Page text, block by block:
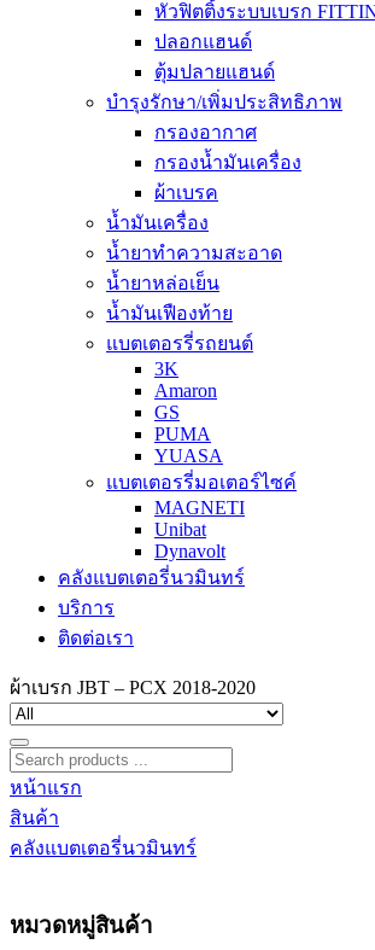
หัวฟิตติ้งระบบเบรก
ปลอกแฮนด์
ตุ้มปลายแฮนด์
บำรุงรักษา/เพิ่มประสิทธิภาพ
กรองอากาศ
กรองน้ำมันเครื่อง
ผ้าเบรค
น้ำมันเครื่อง
น้ำยาทำความสะอาด
น้ำยาหล่อเย็น
น้ำมันเฟืองท้าย
แบตเตอรรี่รถยนต์
3K
Amaron
GS
PUMA
YUASA
แบตเตอรรี่มอเตอร์ไซค์
MAGNETI
Unibat
Dynavolt
คลังแบตเตอรี่นวมินทร์
บริการ
ติดต่อเรา
ผ้าเบรก JBT – PCX 2018-2020
หน้าแรก
สินค้า
คลังแบตเตอรี่นวมินทร์
หมวดหมู่สินค้า